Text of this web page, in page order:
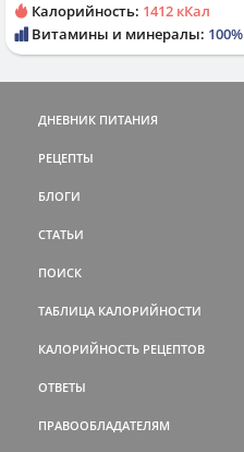
Калорийность: 1412 кКал
Витамины и минералы: 100%
ДНЕВНИК ПИТАНИЯ
РЕЦЕПТЫ
БЛОГИ
СТАТЬИ
ПОИСК
ТАБЛИЦА КАЛОРИЙНОСТИ
КАЛОРИЙНОСТЬ РЕЦЕПТОВ
ОТВЕТЫ
ПРАВООБЛАДАТЕЛЯМ